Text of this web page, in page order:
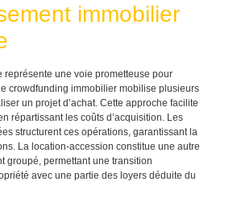
immobilier
représente une voie prometteuse pour
crowdfunding immobilier mobilise plusieurs
un projet d’achat. Cette approche facilite
répartissant les coûts d’acquisition. Les
structurent ces opérations, garantissant la
La location-accession constitue une autre
groupé, permettant une transition
avec une partie des loyers déduite du